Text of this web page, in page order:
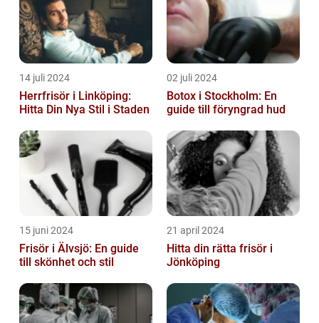
14 juli 2024
Herrfrisör i Linköping:
Hitta Din Nya Stil i Staden
02 juli 2024
Botox i Stockholm: En
guide till föryngrad hud
15 juni 2024
Frisör i Älvsjö: En guide
till skönhet och stil
21 april 2024
Hitta din rätta frisör i
Jönköping